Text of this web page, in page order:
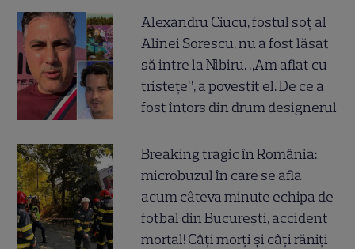
Alexandru Ciucu, fostul soț al
Alinei Sorescu, nu a fost lăsat
să intre la Nibiru. „Am aflat cu
tristețe”, a povestit el. De ce a
fost întors din drum designerul
Breaking tragic în România:
microbuzul în care se afla
acum câteva minute echipa de
fotbal din București, accident
mortal! Câți morți și câți răniți